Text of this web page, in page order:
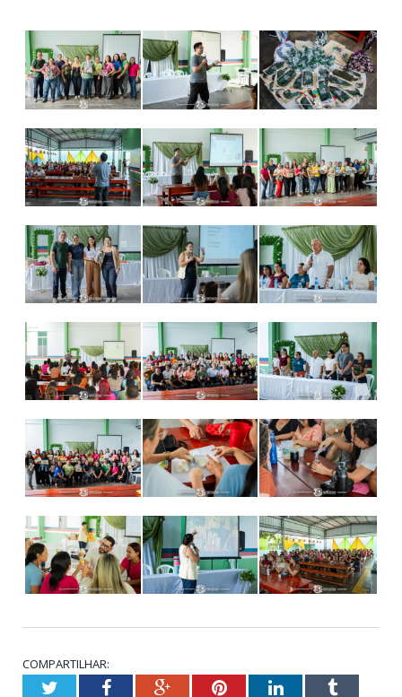
COMPARTILHAR:
TwitterFacebookGoogle+PinterestLinkedInTumblr